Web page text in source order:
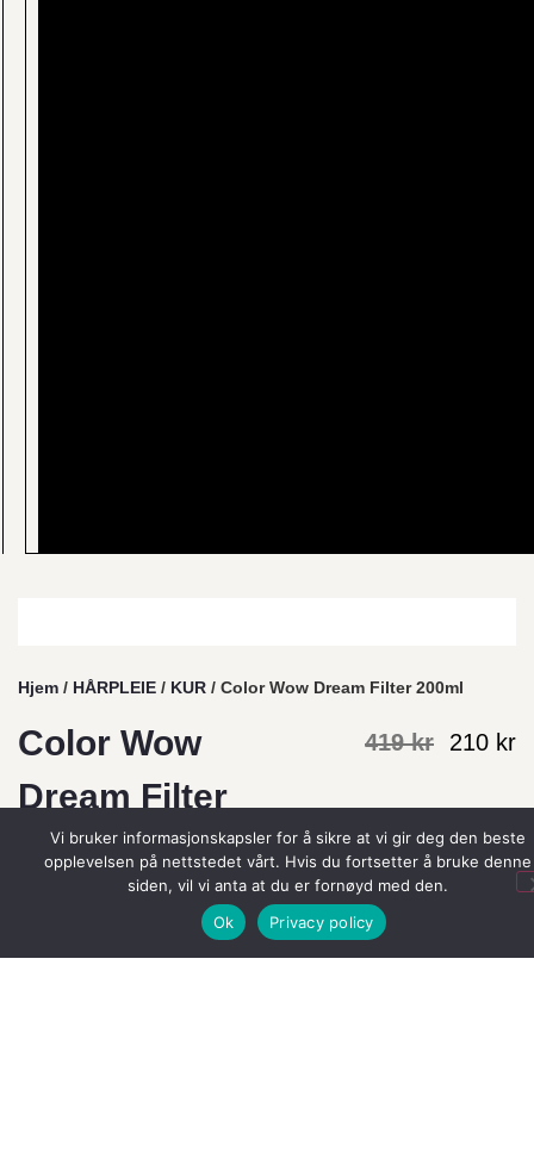
Hjem / HÅRPLEIE / KUR / Color Wow Dream Filter 200ml
Color Wow
Dream Filter
200ml
Color WOW
419kr 210 kr
Den ultimate detox behandlingen du kan gjøre
hjemme for å gjenoprette en klar farge og få
Vi bruker informasjonskapsler for å sikre at vi gir deg den beste
opplevelsen på nettstedet vårt. Hvis du fortsetter å bruke denne
siden, vil vi anta at du er fornøyd med den.
Ok
Privacy policy